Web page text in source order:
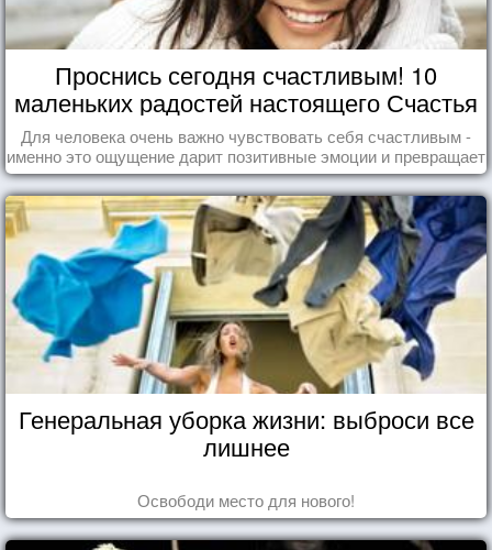
Проснись сегодня счастливым! 10
маленьких радостей настоящего Счастья
Для человека очень важно чувствовать себя счастливым -
именно это ощущение дарит позитивные эмоции и превращает
каждый день в маленький праздник.
Генеральная уборка жизни: выброси все
лишнее
Освободи место для нового!